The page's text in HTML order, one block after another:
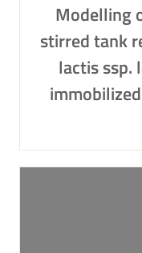
Modelling
stirred tank
lactis ssp.